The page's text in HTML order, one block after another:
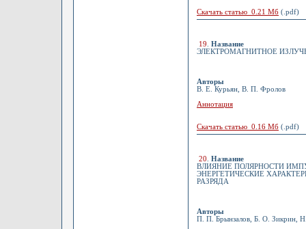
Скачать статью 0.21 Мб (.pdf)
19
Название
ЭЛЕКТРОМАГНИТНОЕ
Авторы
В. Е. Курьян, В. П. Фролов
Аннотация
Скачать статью 0.16 Мб (.pdf)
20
Название
ВЛИЯНИЕ ПОЛЯРНОСТИ
ЭНЕРГЕТИЧЕСКИЕ
РАЗРЯДА
Авторы
П. П. Брынзалов, Б. О. Зикрин,